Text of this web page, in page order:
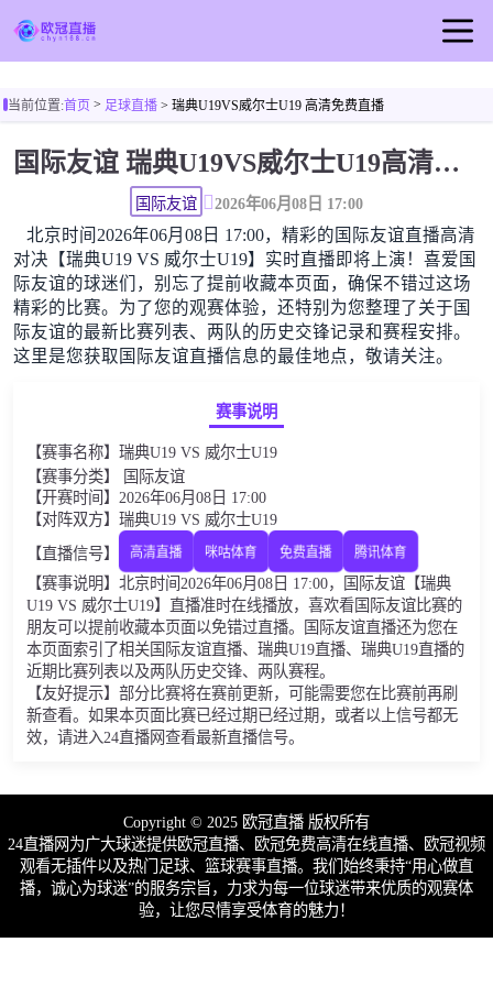
足球直播
欧冠视频
欧冠新闻
当前位置:首页> 足球直播> 瑞典U19VS威尔士U19 高清免费直播
国际友谊 瑞典U19VS威尔士U19高清直播免费观看
国际友谊 2026年06月08日 17:00
北京时间2026年06月08日 17:00，精彩的国际友谊直播高清
对决【瑞典U19 VS 威尔士U19】实时直播即将上演！喜爱国
际友谊的球迷们，别忘了提前收藏本页面，确保不错过这场
精彩的比赛。为了您的观赛体验，还特别为您整理了关于国
际友谊的最新比赛列表、两队的历史交锋记录和赛程安排。
这里是您获取国际友谊直播信息的最佳地点，敬请关注。
赛事说明
【赛事名称】瑞典U19 VS 威尔士U19
【赛事分类】 国际友谊
【开赛时间】2026年06月08日 17:00
【对阵双方】瑞典U19 VS 威尔士U19
【直播信号】
高清直播 咪咕体育 免费直播 腾讯体育
【赛事说明】北京时间2026年06月08日 17:00，国际友谊【瑞典
U19 VS 威尔士U19】直播准时在线播放，喜欢看国际友谊比赛的
朋友可以提前收藏本页面以免错过直播。国际友谊直播还为您在
本页面索引了相关国际友谊直播、瑞典U19直播、瑞典U19直播的
近期比赛列表以及两队历史交锋、两队赛程。
【友好提示】部分比赛将在赛前更新，可能需要您在比赛前再刷
新查看。如果本页面比赛已经过期已经过期，或者以上信号都无
效，请进入24直播网查看最新直播信号。
Copyright © 2025 欧冠直播 版权所有
24直播网为广大球迷提供欧冠直播、欧冠免费高清在线直播、欧冠视频
观看无插件以及热门足球、篮球赛事直播。我们始终秉持“用心做直
播，诚心为球迷”的服务宗旨，力求为每一位球迷带来优质的观赛体
验，让您尽情享受体育的魅力！